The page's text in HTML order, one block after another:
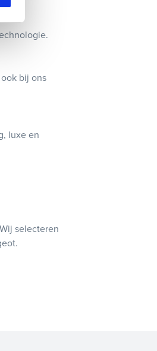
bij ons
luxe en
selecteren